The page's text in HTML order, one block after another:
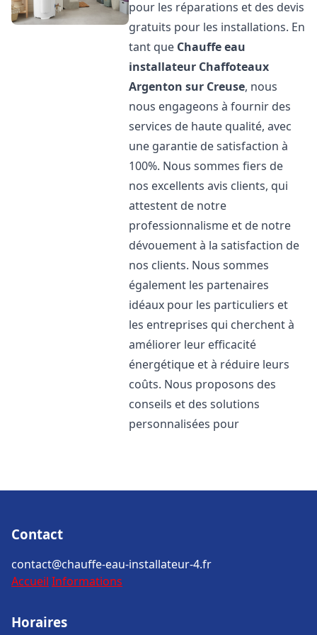
pour les réparations et des devis
gratuits pour les installations. En
tant que Chauffe eau
installateur Chaffoteaux
Argenton sur Creuse, nous
nous engageons à fournir des
services de haute qualité, avec
une garantie de satisfaction à
100%. Nous sommes fiers de
nos excellents avis clients, qui
attestent de notre
professionnalisme et de notre
dévouement à la satisfaction de
nos clients. Nous sommes
également les partenaires
idéaux pour les particuliers et
les entreprises qui cherchent à
améliorer leur efficacité
énergétique et à réduire leurs
coûts. Nous proposons des
conseils et des solutions
personnalisées pour
Contact
contact@chauffe-eau-installateur-4.fr
Accueil Informations
Horaires